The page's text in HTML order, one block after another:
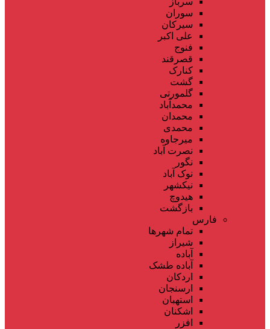
سوران
سیرکان
علی اکبر
فنوج
قصرقند
کنارک
گشت
گلمورتی
محمدآباد
محمدان
محمدی
میرجاوه
نصرت آباد
نگور
نوک آباد
نیکشهر
هیدوچ
بازگشت
فارس
تمام شهر‌ها
شیراز
آباده
آباده طشک
اردکان
ارسنجان
استهبان
اشکنان
افزر